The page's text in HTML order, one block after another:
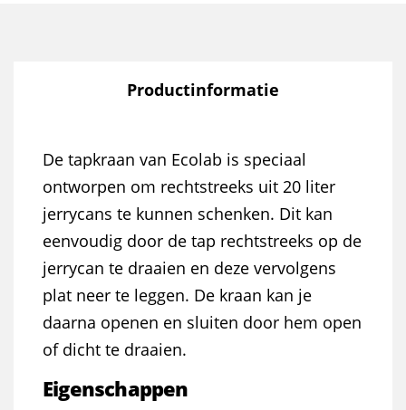
Productinformatie
De tapkraan van Ecolab is speciaal
ontworpen om rechtstreeks uit 20 liter
jerrycans te kunnen schenken. Dit kan
eenvoudig door de tap rechtstreeks op de
jerrycan te draaien en deze vervolgens
plat neer te leggen. De kraan kan je
daarna openen en sluiten door hem open
of dicht te draaien.
Eigenschappen